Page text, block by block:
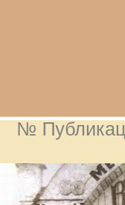
№